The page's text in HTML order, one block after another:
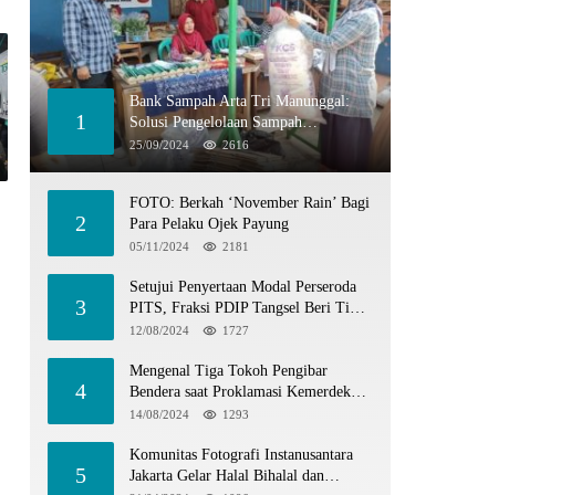
1
Bank Sampah Arta Tri Manunggal:
Solusi Pengelolaan Sampah
Berkelanjutan di Tangerang Selatan
25/09/2024 2616
2
FOTO: Berkah ‘November Rain’ Bagi
Para Pelaku Ojek Payung
05/11/2024 2181
3
Setujui Penyertaan Modal Perseroda
PITS, Fraksi PDIP Tangsel Beri Tiga
Catatan
12/08/2024 1727
4
Mengenal Tiga Tokoh Pengibar
Bendera saat Proklamasi Kemerdekaan
1945
14/08/2024 1293
5
Komunitas Fotografi Instanusantara
Jakarta Gelar Halal Bihalal dan